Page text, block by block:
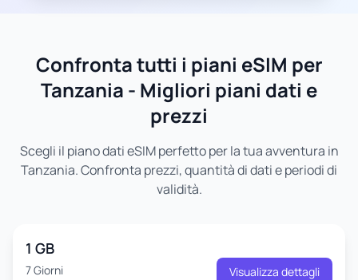
Confronta tutti i piani eSIM per
Tanzania - Migliori piani dati e
prezzi
Scegli il piano dati eSIM perfetto per la tua avventura in
Tanzania. Confronta prezzi, quantità di dati e periodi di
validità.
1 GB
7 Giorni Visualizza dettagli